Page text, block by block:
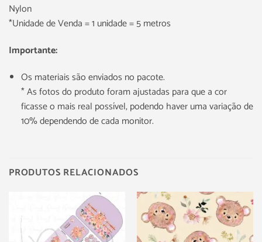
Nylon
*Unidade de Venda = 1 unidade = 5 metros
Importante:
Os materiais são enviados no pacote.
* As fotos do produto foram ajustadas para que a cor
ficasse o mais real possível, podendo haver uma variação de
10% dependendo de cada monitor.
PRODUTOS RELACIONADOS